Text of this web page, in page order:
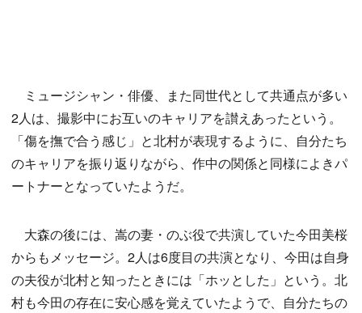
ミュージシャン・俳優、また同世代として共通点が多い
2人は、撮影中にお互いのキャリアを讃えあったという。
「傷を撫で合う感じ」と北村が表現するように、自分たち
のキャリアを振り返りながら、作中の関係と同様によきパ
ートナーとなっていたようだ。
大森の後には、嵩の妻・のぶ役で共演していた今田美桜
からもメッセージ。2人は6度目の共演となり、今田は自身
の夫役が北村と知ったときには「ホッとした」という。北
村も今田の存在に安心感を覚えていたようで、自分たちの